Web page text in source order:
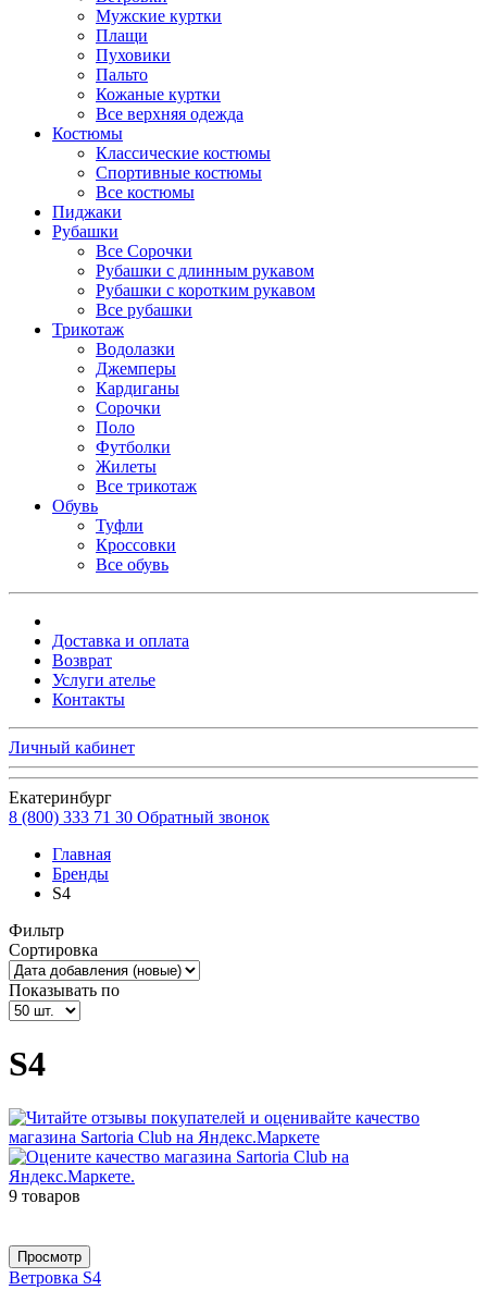
Мужские куртки
Плащи
Пуховики
Пальто
Кожаные куртки
Все верхняя одежда
Костюмы
Классические костюмы
Спортивные костюмы
Все костюмы
Пиджаки
Рубашки
Все Сорочки
Рубашки с длинным рукавом
Рубашки с коротким рукавом
Все рубашки
Трикотаж
Водолазки
Джемперы
Кардиганы
Сорочки
Поло
Футболки
Жилеты
Все трикотаж
Обувь
Туфли
Кроссовки
Все обувь
Доставка и оплата
Возврат
Услуги ателье
Контакты
Личный кабинет
Екатеринбург
8 (800) 333 71 30 Обратный звонок
Главная
Бренды
S4
Фильтр
Сортировка
Показывать по
S4
9 товаров
Просмотр
Ветровка S4